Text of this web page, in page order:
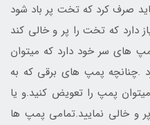
صرف کرد که تخت پر باد شود
دارد که تخت را پر و خالی کند
های سر خود دارد که میتوان
.چنانچه پمپ های برقی که به
پمپ را تعویض کنید.و یا
و خالی نمایید.تمامی پمپ ها